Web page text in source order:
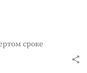
сроке